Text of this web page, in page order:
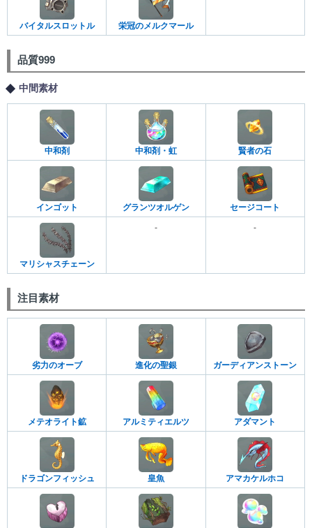
バイタルスロットル 栄冠のメルクマール
品質999
中間素材
中和剤 中和剤・虹 賢者の石
インゴット グランツオルゲン セージコート
マリシャスチェーン
- -
注目素材
劣力のオーブ 進化の聖銀 ガーディアンストーン
メテオライト鉱 アルミティエルツ アダマント
ドラゴンフィッシュ 皇魚 アマカケルホコ